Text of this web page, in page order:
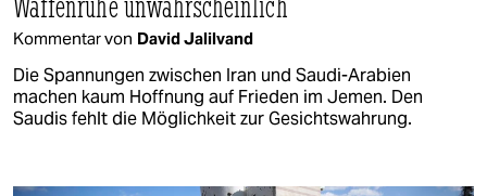
Kommentar von David Jalilvand
Die Spannungen zwischen Iran und Saudi-Arabien
machen kaum Hoffnung auf Frieden im Jemen. Den
Saudis fehlt die Möglichkeit zur Gesichtswahrung.